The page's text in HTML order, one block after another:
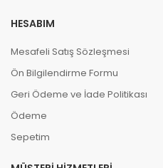
HESABIM
Mesafeli Satış Sözleşmesi
Ön Bilgilendirme Formu
Geri Ödeme ve İade Politikası
Ödeme
Sepetim